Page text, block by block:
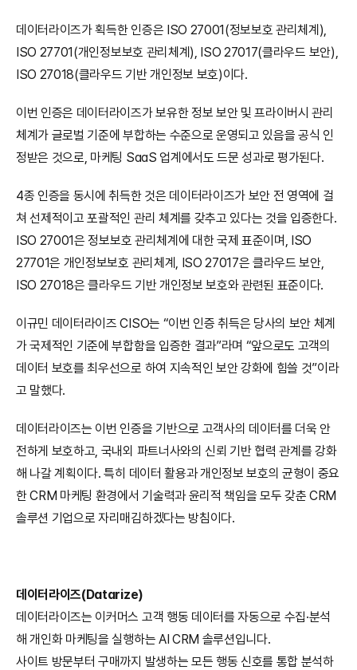
데이터라이즈가 획득한 인증은 ISO 27001(정보보호 관리체계),
ISO 27701(개인정보보호 관리체계), ISO 27017(클라우드 보안),
ISO 27018(클라우드 기반 개인정보 보호)이다.
이번 인증은 데이터라이즈가 보유한 정보 보안 및 프라이버시 관리
체계가 글로벌 기준에 부합하는 수준으로 운영되고 있음을 공식 인
정받은 것으로, 마케팅 SaaS 업계에서도 드문 성과로 평가된다.
4종 인증을 동시에 취득한 것은 데이터라이즈가 보안 전 영역에 걸
쳐 선제적이고 포괄적인 관리 체계를 갖추고 있다는 것을 입증한다.
ISO 27001은 정보보호 관리체계에 대한 국제 표준이며, ISO
27701은 개인정보보호 관리체계, ISO 27017은 클라우드 보안,
ISO 27018은 클라우드 기반 개인정보 보호와 관련된 표준이다.
이규민 데이터라이즈 CISO는 “이번 인증 취득은 당사의 보안 체계
가 국제적인 기준에 부합함을 입증한 결과”라며 “앞으로도 고객의
데이터 보호를 최우선으로 하여 지속적인 보안 강화에 힘쓸 것”이라
고 말했다.
데이터라이즈는 이번 인증을 기반으로 고객사의 데이터를 더욱 안
전하게 보호하고, 국내외 파트너사와의 신뢰 기반 협력 관계를 강화
해 나갈 계획이다. 특히 데이터 활용과 개인정보 보호의 균형이 중요
한 CRM 마케팅 환경에서 기술력과 윤리적 책임을 모두 갖춘 CRM
솔루션 기업으로 자리매김하겠다는 방침이다.
데이터라이즈(Datarize)
데이터라이즈는 이커머스 고객 행동 데이터를 자동으로 수집·분석
해 개인화 마케팅을 실행하는 AI CRM 솔루션입니다.
사이트 방문부터 구매까지 발생하는 모든 행동 신호를 통합 분석하